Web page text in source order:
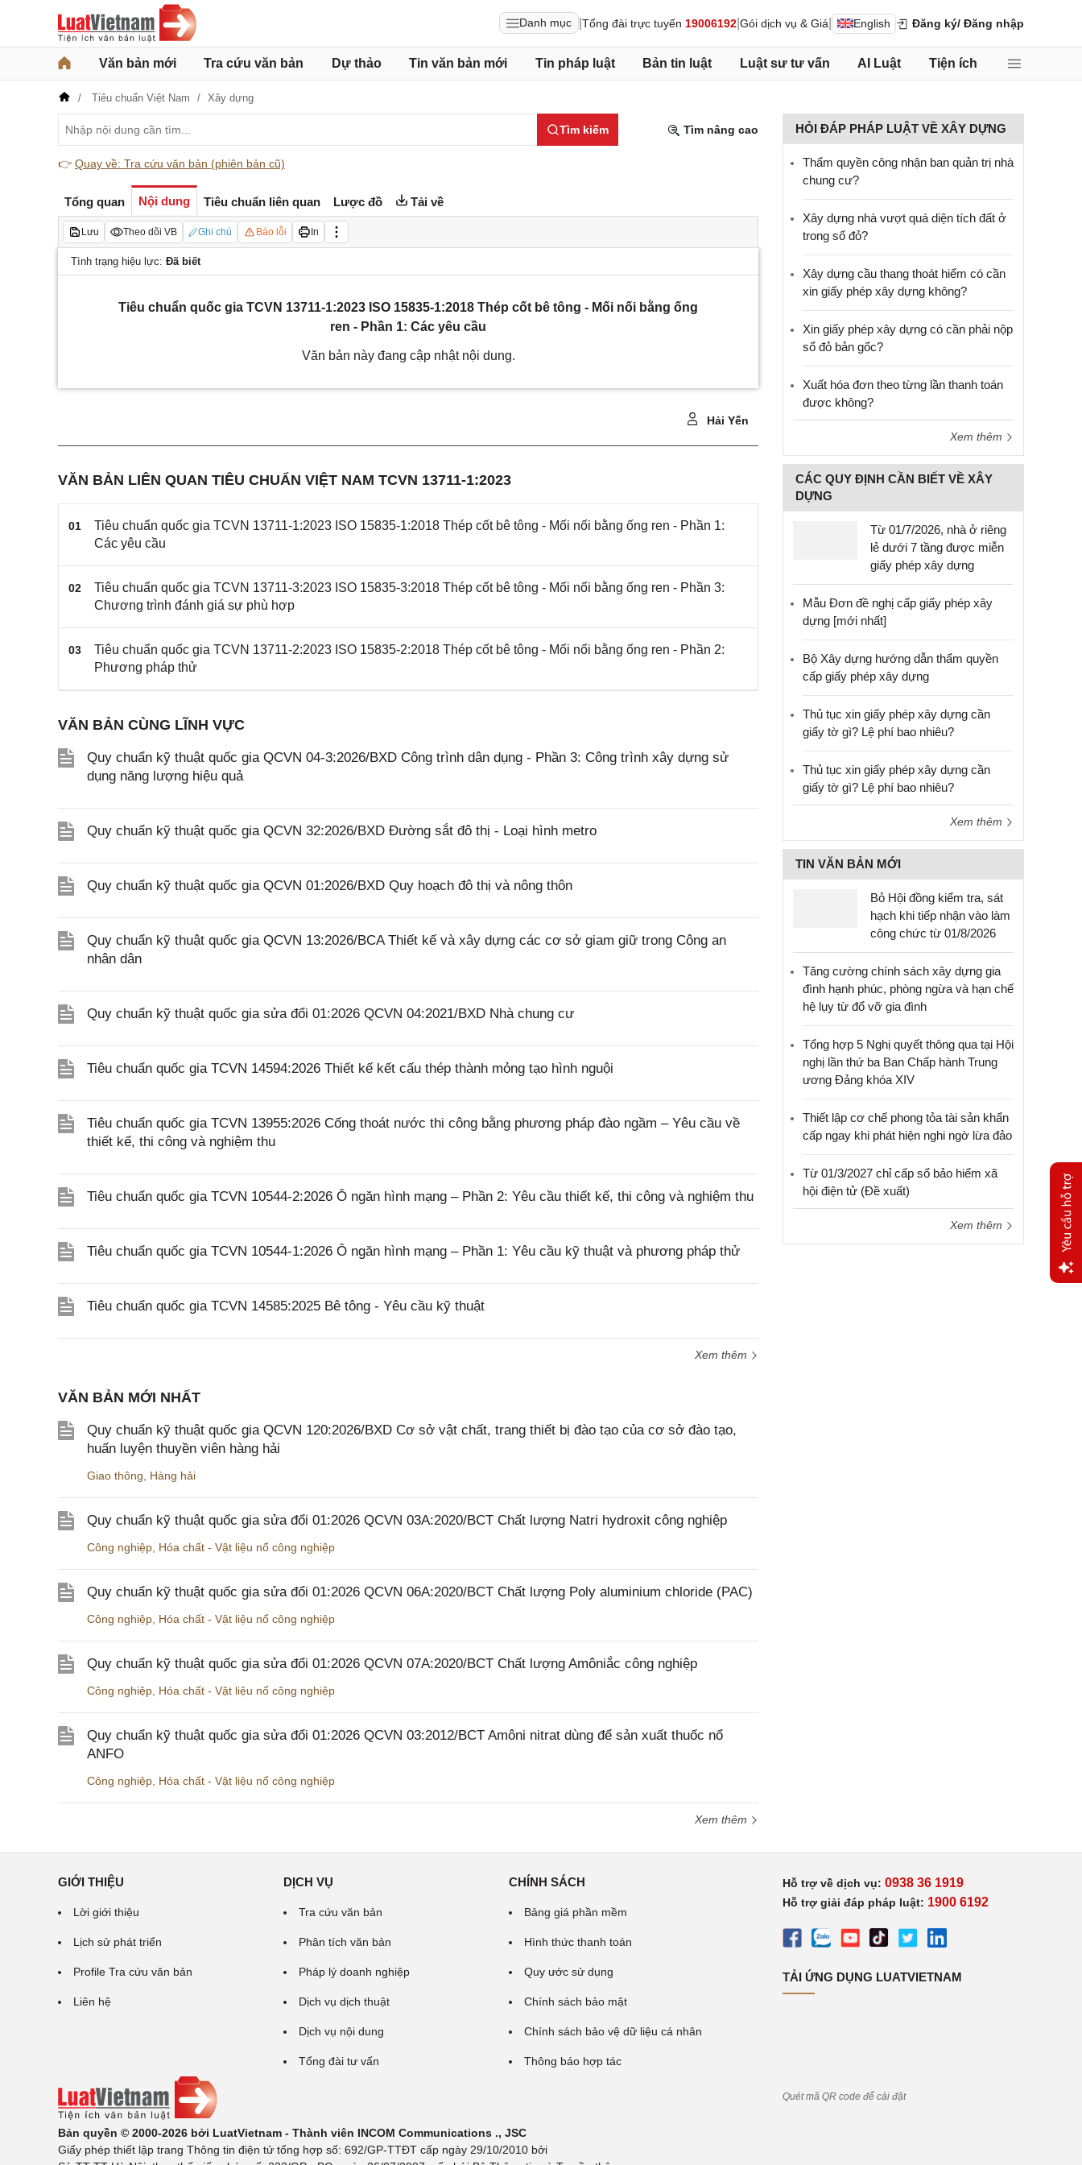
Danh mục Tổng đài trực tuyến 19006192 Gói dịch vụ & Giá English Đăng ký/ Đăng nhập
Văn bản mới Tra cứu văn bản Dự thảo Tin văn bản mới Tin pháp luật Bản tin luật Luật sư tư vấn AI Luật Tiện ích
Tiêu chuẩn Việt Nam Xây dựng
Tìm kiếm Tìm nâng cao
👉 Quay về: Tra cứu văn bản (phiên bản cũ)
Tổng quan Nội dung Tiêu chuẩn liên quan Lược đồ Tải về
Lưu Theo dõi VB Ghi chú Báo lỗi In
Tình trạng hiệu lực: Đã biết
Tiêu chuẩn quốc gia TCVN 13711-1:2023 ISO 15835-1:2018 Thép cốt bê tông - Mối nối bằng ống
ren - Phần 1: Các yêu cầu
Văn bản này đang cập nhật nội dung.
Hải Yến
VĂN BẢN LIÊN QUAN TIÊU CHUẨN VIỆT NAM TCVN 13711-1:2023
01
Tiêu chuẩn quốc gia TCVN 13711-1:2023 ISO 15835-1:2018 Thép cốt bê tông - Mối nối bằng ống ren - Phần 1:
Các yêu cầu
02
Tiêu chuẩn quốc gia TCVN 13711-3:2023 ISO 15835-3:2018 Thép cốt bê tông - Mối nối bằng ống ren - Phần 3:
Chương trình đánh giá sự phù hợp
03
Tiêu chuẩn quốc gia TCVN 13711-2:2023 ISO 15835-2:2018 Thép cốt bê tông - Mối nối bằng ống ren - Phần 2:
Phương pháp thử
VĂN BẢN CÙNG LĨNH VỰC
Quy chuẩn kỹ thuật quốc gia QCVN 04-3:2026/BXD Công trình dân dụng - Phần 3: Công trình xây dựng sử
dụng năng lượng hiệu quả
Quy chuẩn kỹ thuật quốc gia QCVN 32:2026/BXD Đường sắt đô thị - Loại hình metro
Quy chuẩn kỹ thuật quốc gia QCVN 01:2026/BXD Quy hoạch đô thị và nông thôn
Quy chuẩn kỹ thuật quốc gia QCVN 13:2026/BCA Thiết kế và xây dựng các cơ sở giam giữ trong Công an
nhân dân
Quy chuẩn kỹ thuật quốc gia sửa đổi 01:2026 QCVN 04:2021/BXD Nhà chung cư
Tiêu chuẩn quốc gia TCVN 14594:2026 Thiết kế kết cấu thép thành mỏng tạo hình nguội
Tiêu chuẩn quốc gia TCVN 13955:2026 Cống thoát nước thi công bằng phương pháp đào ngầm – Yêu cầu về
thiết kế, thi công và nghiệm thu
Tiêu chuẩn quốc gia TCVN 10544-2:2026 Ô ngăn hình mạng – Phần 2: Yêu cầu thiết kế, thi công và nghiệm thu
Tiêu chuẩn quốc gia TCVN 10544-1:2026 Ô ngăn hình mạng – Phần 1: Yêu cầu kỹ thuật và phương pháp thử
Tiêu chuẩn quốc gia TCVN 14585:2025 Bê tông - Yêu cầu kỹ thuật
Xem thêm
VĂN BẢN MỚI NHẤT
Quy chuẩn kỹ thuật quốc gia QCVN 120:2026/BXD Cơ sở vật chất, trang thiết bị đào tạo của cơ sở đào tạo,
huấn luyện thuyền viên hàng hải
Giao thông Hàng hải
Quy chuẩn kỹ thuật quốc gia sửa đổi 01:2026 QCVN 03A:2020/BCT Chất lượng Natri hydroxit công nghiệp
Công nghiệp Hóa chất - Vật liệu nổ công nghiệp
Quy chuẩn kỹ thuật quốc gia sửa đổi 01:2026 QCVN 06A:2020/BCT Chất lượng Poly aluminium chloride (PAC)
Công nghiệp Hóa chất - Vật liệu nổ công nghiệp
Quy chuẩn kỹ thuật quốc gia sửa đổi 01:2026 QCVN 07A:2020/BCT Chất lượng Amôniắc công nghiệp
Công nghiệp Hóa chất - Vật liệu nổ công nghiệp
Quy chuẩn kỹ thuật quốc gia sửa đổi 01:2026 QCVN 03:2012/BCT Amôni nitrat dùng để sản xuất thuốc nổ
ANFO
Công nghiệp Hóa chất - Vật liệu nổ công nghiệp
Xem thêm
HỎI ĐÁP PHÁP LUẬT VỀ XÂY DỰNG
Thẩm quyền công nhận ban quản trị nhà
chung cư?
Xây dựng nhà vượt quá diện tích đất ở
trong sổ đỏ?
Xây dựng cầu thang thoát hiểm có cần
xin giấy phép xây dựng không?
Xin giấy phép xây dựng có cần phải nộp
sổ đỏ bản gốc?
Xuất hóa đơn theo từng lần thanh toán
được không?
Xem thêm
CÁC QUY ĐỊNH CẦN BIẾT VỀ XÂY
DỰNG
Từ 01/7/2026, nhà ở riêng
lẻ dưới 7 tầng được miễn
giấy phép xây dựng
Mẫu Đơn đề nghị cấp giấy phép xây
dựng [mới nhất]
Bộ Xây dựng hướng dẫn thẩm quyền
cấp giấy phép xây dựng
Thủ tục xin giấy phép xây dựng cần
giấy tờ gì? Lệ phí bao nhiêu?
Thủ tục xin giấy phép xây dựng cần
giấy tờ gì? Lệ phí bao nhiêu?
Xem thêm
TIN VĂN BẢN MỚI
Bỏ Hội đồng kiểm tra, sát
hạch khi tiếp nhận vào làm
công chức từ 01/8/2026
Tăng cường chính sách xây dựng gia
đình hạnh phúc, phòng ngừa và hạn chế
hệ lụy từ đổ vỡ gia đình
Tổng hợp 5 Nghị quyết thông qua tại Hội
nghị lần thứ ba Ban Chấp hành Trung
ương Đảng khóa XIV
Thiết lập cơ chế phong tỏa tài sản khẩn
cấp ngay khi phát hiện nghi ngờ lừa đảo
Từ 01/3/2027 chỉ cấp sổ bảo hiểm xã
hội điện tử (Đề xuất)
Xem thêm
GIỚI THIỆU
Lời giới thiệu
Lịch sử phát triển
Profile Tra cứu văn bản
Liên hệ
DỊCH VỤ
Tra cứu văn bản
Phân tích văn bản
Pháp lý doanh nghiệp
Dịch vụ dịch thuật
Dịch vụ nội dung
Tổng đài tư vấn
CHÍNH SÁCH
Bảng giá phần mềm
Hình thức thanh toán
Quy ước sử dụng
Chính sách bảo mật
Chính sách bảo vệ dữ liệu cá nhân
Thông báo hợp tác
Bản quyền © 2000-2026 bởi LuatVietnam - Thành viên INCOM Communications ., JSC
Giấy phép thiết lập trang Thông tin điện tử tổng hợp số: 692/GP-TTĐT cấp ngày 29/10/2010 bởi
Hỗ trợ về dịch vụ: 0938 36 1919
Hỗ trợ giải đáp pháp luật: 1900 6192
TẢI ỨNG DỤNG LUATVIETNAM
Quét mã QR code để cài đặt